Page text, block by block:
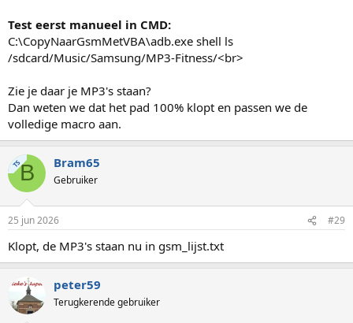
Test eerst manueel in CMD:
C:\CopyNaarGsmMetVBA\adb.exe shell ls
/sdcard/Music/Samsung/MP3-Fitness/<br>
Zie je daar je MP3's staan?
Dan weten we dat het pad 100% klopt en passen we de
volledige macro aan.
TSB Bram65
Gebruiker
25 jun 2026 #29
Klopt, de MP3's staan nu in gsm_lijst.txt
peter59
Terugkerende gebruiker